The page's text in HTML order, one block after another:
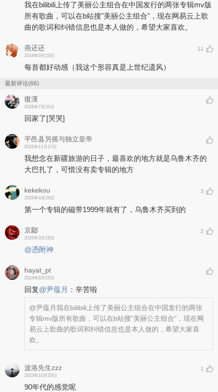
我在bilibili上传了美丽公主组合在中国发行的两张专辑mv版
所有歌曲，可以在b站搜"美丽公主组合"，现在网易云上歌
曲的歌词和纠错信息也是本人做的，希望大家喜欢。
燕还还
2019年9月23日
11
每首都好动感（我这个形容真是上世纪遗风）
最新评论(66)
復漢
2026年7月31日
回家了[哭哭]
平邑县另摇与独立皇帝
2025年11月17日
我想念在新疆旅游的日子，最喜欢的地方就是乌鲁木齐的
大巴扎了，可惜没有卖专辑的地方
kekekou
2025年4月29日
3
第一个专辑的磁带1999年就有了，乌鲁木齐买到的
京鄢
2025年3月15日
2
@憑附神
hayat_pt
2024年8月15日
回复@尹蕴月 ： 辛苦啦
@尹蕴月我在bilibili上传了美丽公主组合在中国发行的两张
专辑mv版所有歌曲，可以在b站搜"美丽公主组合"，现在网
易云上歌曲的歌词和纠错信息也是本人做的，希望大家喜
欢。
波洛先生zzz
2023年10月29日
1
90年代的感觉呢